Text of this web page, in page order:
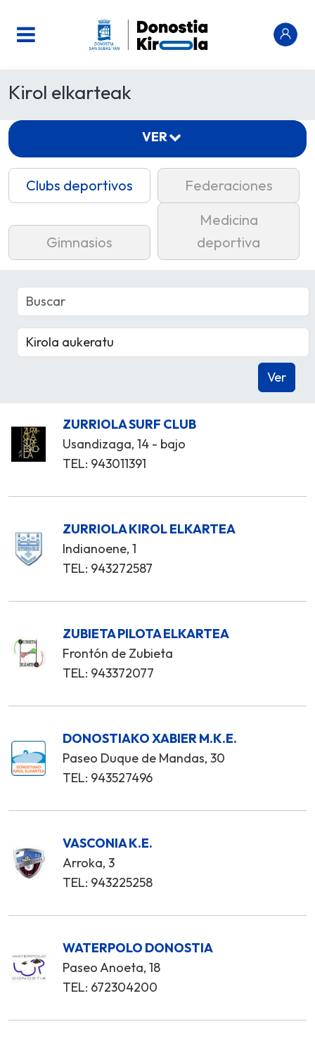
Kirol elkarteak
Clubs deportivos Federaciones
Gimnasios
Medicina
deportiva
ZURRIOLA SURF CLUB
Usandizaga, 14 - bajo
TEL: 943011391
ZURRIOLA KIROL ELKARTEA
Indianoene, 1
TEL: 943272587
ZUBIETA PILOTA ELKARTEA
Frontón de Zubieta
TEL: 943372077
DONOSTIAKO XABIER M.K.E.
Paseo Duque de Mandas, 30
TEL: 943527496
VASCONIA K.E.
Arroka, 3
TEL: 943225258
WATERPOLO DONOSTIA
Paseo Anoeta, 18
TEL: 672304200
VER